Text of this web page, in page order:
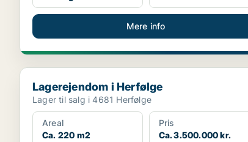
Mere info
Lagerejendom i Herfølge
Lagerejendom i Herfølge
Lager til salg i 4681 Herfølge
Areal
Ca. 220 m2
Pris
Ca. 3.500.000 kr.